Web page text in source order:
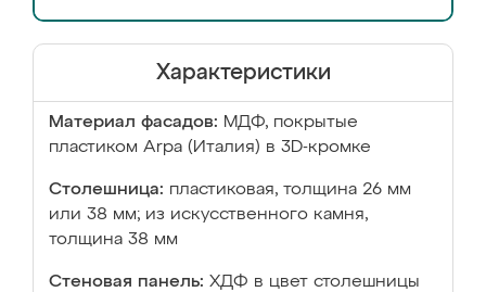
Характеристики
Материал фасадов: МДФ, покрытые
пластиком Arpa (Италия) в 3D-кромке
Столешница: пластиковая, толщина 26 мм
или 38 мм; из искусственного камня,
толщина 38 мм
Стеновая панель: ХДФ в цвет столешницы